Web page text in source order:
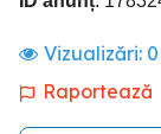
Vizualizări: 0
Raportează